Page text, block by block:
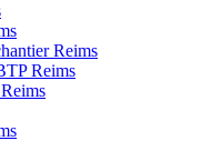
Reims
Reims